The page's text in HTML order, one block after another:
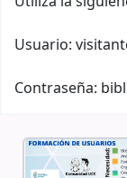
Usuario:
Contraseña: